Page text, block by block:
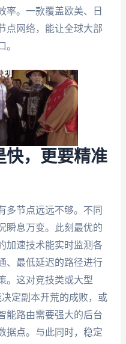
率。一款覆盖欧美、日
点网络，能让全球大部
快，更要精准
多节点远远不够。不同
瞬息万变。此刻最优的
加速技术能实时监测各
、最低延迟的路径进行
。这对竞技类或大型
定副本开荒的成败，或
能路由需要强大的后台
据点。与此同时，稳定